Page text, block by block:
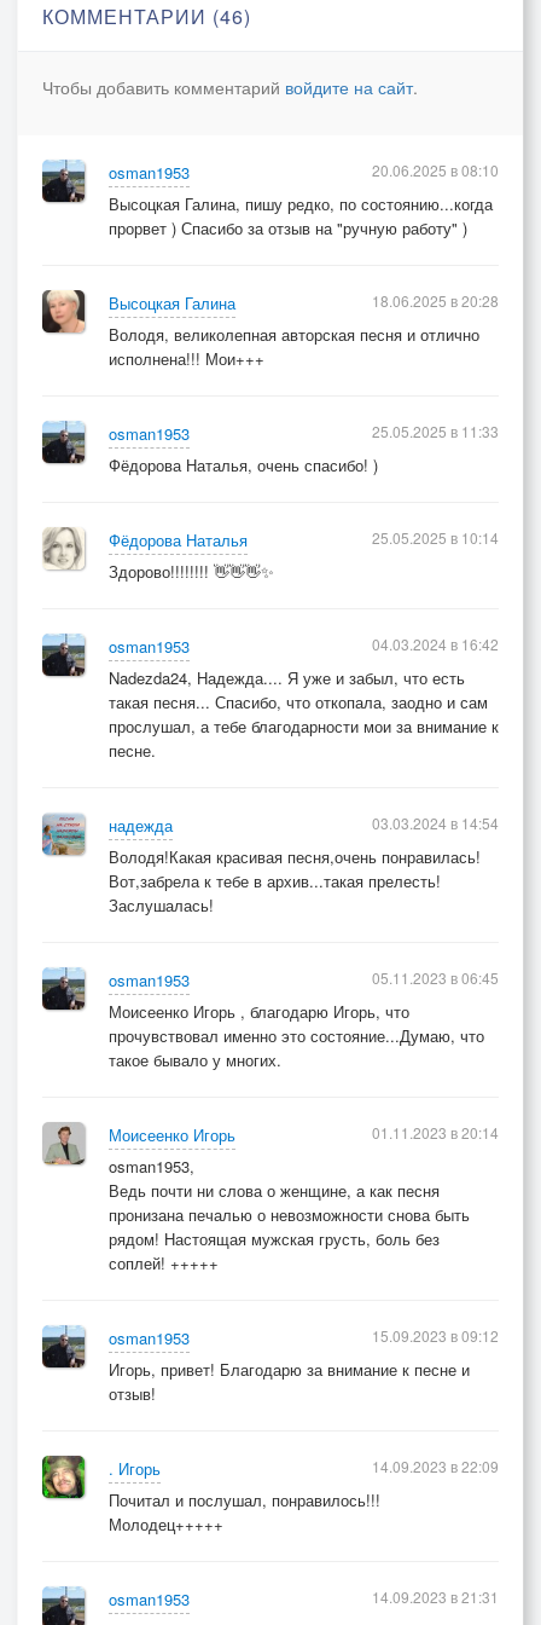
Дождь...Этот дождь с утра стучит по крыше,
КОММЕНТАРИИ (46)
Чтобы добавить комментарий войдите на сайт.
osman1953
Высоцкая Галина, пишу редко, по состоянию...когда
прорвет ) Спасибо за отзыв на "ручную работу" )
20.06.2025 в 08:10
Высоцкая Галина
Володя, великолепная авторская песня и отлично
исполнена!!! Мои+++
18.06.2025 в 20:28
osman1953
Фёдорова Наталья, очень спасибо! )
25.05.2025 в 11:33
Фёдорова Наталья
Здорово!!!!!!!! 👋👋👋✨
25.05.2025 в 10:14
osman1953
Nadezda24, Надежда.... Я уже и забыл, что есть
такая песня... Спасибо, что откопала, заодно и сам
прослушал, а тебе благодарности мои за внимание к
песне.
04.03.2024 в 16:42
надежда
Володя!Какая красивая песня,очень понравилась!
Вот,забрела к тебе в архив...такая прелесть!
Заслушалась!
03.03.2024 в 14:54
osman1953
Моисеенко Игорь , благодарю Игорь, что
прочувствовал именно это состояние...Думаю, что
такое бывало у многих.
05.11.2023 в 06:45
Моисеенко Игорь
osman1953,
Ведь почти ни слова о женщине, а как песня
пронизана печалью о невозможности снова быть
рядом! Настоящая мужская грусть, боль без
соплей! +++++
01.11.2023 в 20:14
osman1953
Игорь, привет! Благодарю за внимание к песне и
отзыв!
15.09.2023 в 09:12
. Игорь
Почитал и послушал, понравилось!!!
Молодец+++++
14.09.2023 в 22:09
osman1953
14.09.2023 в 21:31